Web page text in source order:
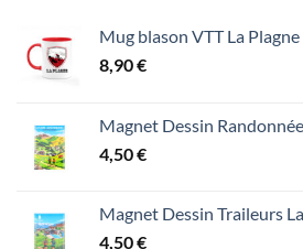
Mug blason VTT La Plagne
8,90€
Magnet Dessin
4,50€
Magnet Dessin Traileurs
4,50€